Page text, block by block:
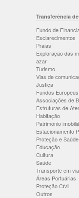
Transferência
Fundo de
Esclarecimentos
Praias
Exploração das
azar
Turismo
Vias de
Justiça
Fundos
Associações de
Estruturas de
Habitação
Património
Estacionamento
Proteção e
Educação
Cultura
Saúde
Transporte em
Áreas Portuárias
Proteção Cívil
Outros